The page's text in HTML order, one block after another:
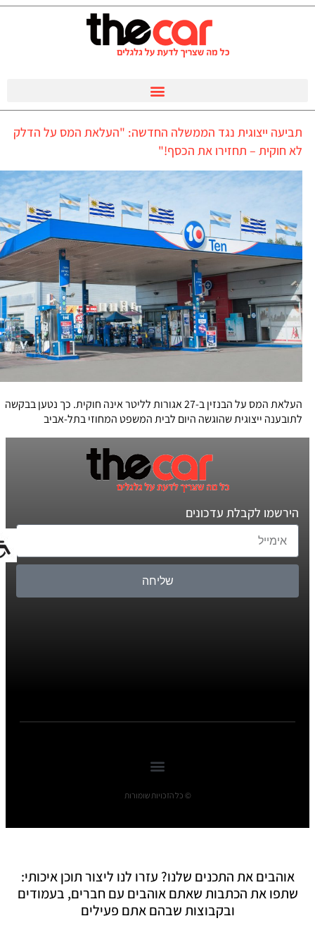
תביעה ייצוגית נגד הממשלה החדשה: "העלאת המס על הדלק
לא חוקית – תחזירו את הכסף!"
העלאת המס על הבנזין ב-27 אגורות לליטר אינה חוקית. כך נטען בבקשה
לתובענה ייצוגית שהוגשה היום לבית המשפט המחוזי בתל-אביב
הירשמו לקבלת עדכונים
שליחה
© כל הזכויות שומורות
אוהבים את התכנים שלנו? עזרו לנו ליצור תוכן איכותי:
שתפו את הכתבות שאתם אוהבים עם חברים, בעמודים
ובקבוצות שבהם אתם פעילים